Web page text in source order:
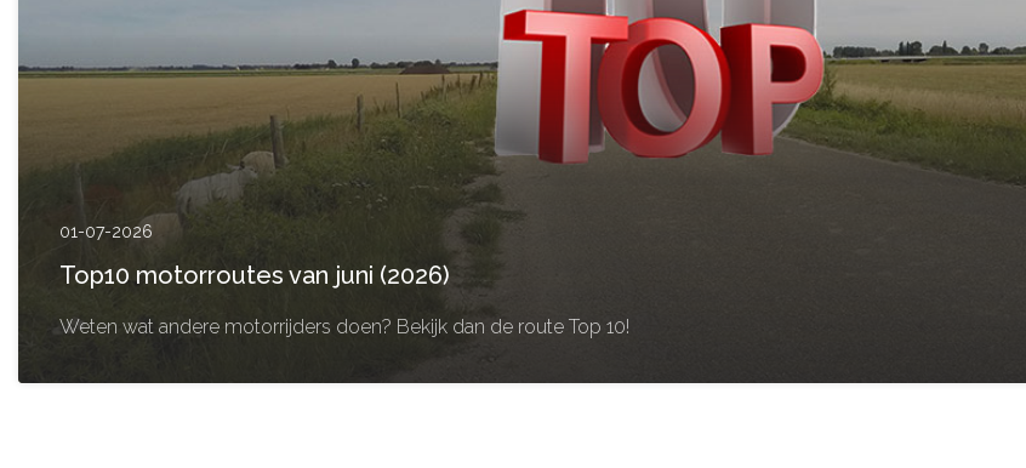
01-07-2026
Top10 motorroutes van juni (2026)
Weten wat andere motorrijders doen? Bekijk dan de route Top 10!